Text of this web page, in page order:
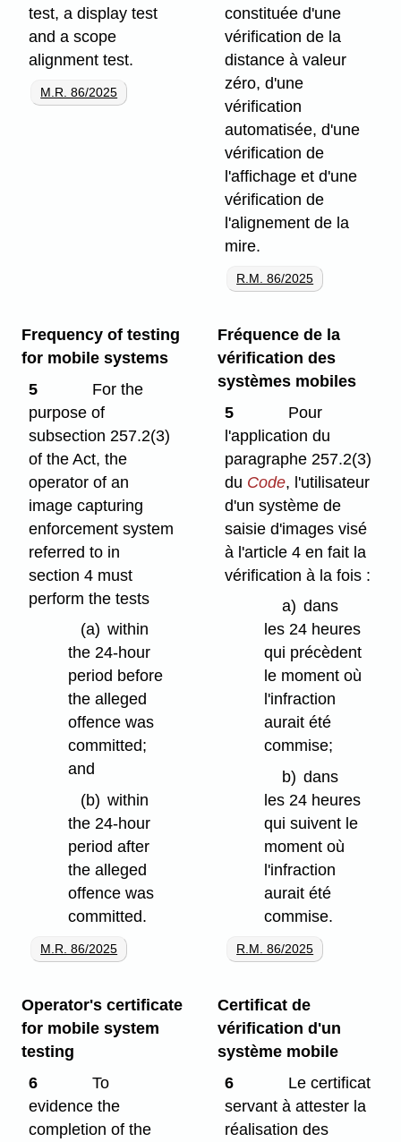
test, a display test
and a scope
alignment test.
M.R. 86/2025
constituée d'une
vérification de la
distance à valeur
zéro, d'une
vérification
automatisée, d'une
vérification de
l'affichage et d'une
vérification de
l'alignement de la
mire.
R.M. 86/2025
Frequency of testing
for mobile systems
5
For the
purpose of
subsection 257.2(3)
of the Act, the
operator of an
image capturing
enforcement system
referred to in
section 4 must
perform the tests
(a) within
the 24-hour
period before
the alleged
offence was
committed;
and
(b) within
the 24-hour
period after
the alleged
offence was
committed.
M.R. 86/2025
Fréquence de la
vérification des
systèmes mobiles
5
Pour
l'application du
paragraphe 257.2(3)
du Code, l'utilisateur
d'un système de
saisie d'images visé
à l'article 4 en fait la
vérification à la fois :
a) dans
les 24 heures
qui précèdent
le moment où
l'infraction
aurait été
commise;
b) dans
les 24 heures
qui suivent le
moment où
l'infraction
aurait été
commise.
R.M. 86/2025
Operator's certificate
for mobile system
testing
6
To
evidence the
completion of the
Certificat de
vérification d'un
système mobile
6
Le certificat
servant à attester la
réalisation des